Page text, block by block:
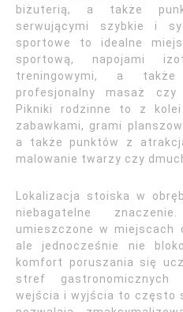
biżuterią, a także
serwującymi szybkie i
sportowe to idealne
sportową, napojami
treningowymi, a także
profesjonalny masaż czy
Pikniki rodzinne to z
zabawkami, grami
a także punktów z
malowanie twarzy czy
Lokalizacja stoiska w
niebagatelne
umieszczone w miejscach
ale jednocześnie nie
komfort poruszania się
stref gastronomicznych
wejścia i wyjścia to często